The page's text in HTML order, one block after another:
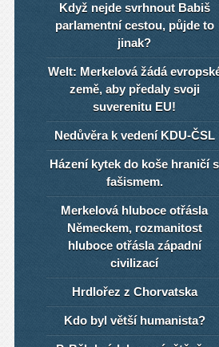
Když nejde svrhnout Babiš
parlamentní cestou, půjde to
jinak?
Welt: Merkelová žádá
země, aby předaly svoji
suverenitu EU!
Nedůvěra k vedení KDU-ČSL
Házení kytek do koše hraničí s
fašismem.
Merkelová hluboce otřásla
Německem, rozmanitost
hluboce otřásla západní
civilizací
Hrdlořez z Chorvatska
Kdo byl větší humanista?